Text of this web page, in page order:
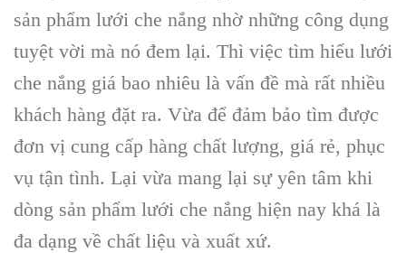
sản phẩm lưới che nắng nhờ những công dụng
tuyệt vời mà nó đem lại. Thì việc tìm hiểu lưới
che nắng giá bao nhiêu là vấn đề mà rất nhiều
khách hàng đặt ra. Vừa để đảm bảo tìm được
đơn vị cung cấp hàng chất lượng, giá rẻ, phục
vụ tận tình. Lại vừa mang lại sự yên tâm khi
dòng sản phẩm lưới che nắng hiện nay khá là
đa dạng về chất liệu và xuất xứ.